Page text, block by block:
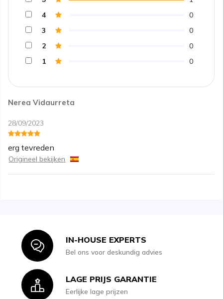
Nerea Vidaurreta
28/09/2023
erg tevreden
Origineel bekijken
4
0
3
0
2
0
1
0
IconIN-HOUSE EXPERTS
Bel ons voor deskundig advies
IconLAGE PRIJS GARANTIE
Eerlijke lage prijzen